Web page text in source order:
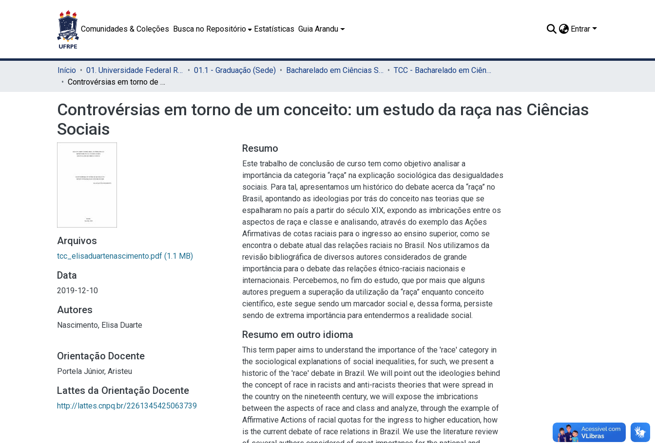
Comunidades & Coleções Busca no Repositório Estatísticas Guia Arandu Entrar
Início 01. Universidade Federal Rural de Pernambuco - UFRPE (Sede) 01.1 - Graduação (Sede) Bacharelado em Ciências Sociais (Sede)
TCC - Bacharelado em Ciências Sociais (Sede)
Controvérsias em torno de um conceito: um estudo da raça nas Ciências Sociais
Controvérsias em torno de um conceito: um estudo da raça nas Ciências
Sociais
Arquivos
tcc_elisaduartenascimento.pdf (1.1 MB)
Data
2019-12-10
Autores
Nascimento, Elisa Duarte
Orientação Docente
Portela Júnior, Aristeu
Lattes da Orientação Docente
http://lattes.cnpq.br/2261345425063739
Resumo
Este trabalho de conclusão de curso tem como objetivo analisar a
importância da categoria “raça” na explicação sociológica das desigualdades
sociais. Para tal, apresentamos um histórico do debate acerca da “raça” no
Brasil, apontando as ideologias por trás do conceito nas teorias que se
espalharam no país a partir do século XIX, expondo as imbricações entre os
aspectos de raça e classe e analisando, através do exemplo das Ações
Afirmativas de cotas raciais para o ingresso ao ensino superior, como se
encontra o debate atual das relações raciais no Brasil. Nos utilizamos da
revisão bibliográfica de diversos autores considerados de grande
importância para o debate das relações étnico-raciais nacionais e
internacionais. Percebemos, no fim do estudo, que por mais que alguns
autores preguem a superação da utilização da “raça” enquanto conceito
científico, este segue sendo um marcador social e, dessa forma, persiste
sendo de extrema importância para entendermos a realidade social.
Resumo em outro idioma
This term paper aims to understand the importance of the 'race' category in
the sociological explanations of social inequalities, for such, we present a
historic of the 'race' debate in Brazil. We will point out the ideologies behind
the concept of race in racists and anti-racists theories that were spread in
the country on the nineteenth century, we will expose the imbrications
between the aspects of race and class and analyze, through the example of
Affirmative Actions of racial quotas for the ingress to higher education, how
is the current debate of race relations in Brazil. We use the literature review